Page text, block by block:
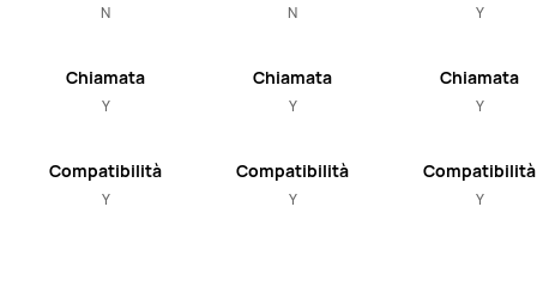
N
Chiamata
Bluetooth
Y
Compatibilità
con iOS e
Y
N
Chiamata
Bluetooth
Y
Compatibilità
con iOS e
Y
Y
Chiamata
Bluetooth
Y
Compatibilità
con iOS e
Y